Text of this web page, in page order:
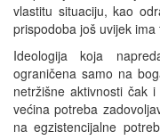
vlastitu situaciju, kao
prispodoba još uvijek
Ideologija koja
ograničena samo na
netržišne aktivnosti čak
većina potreba
na egzistencijalne